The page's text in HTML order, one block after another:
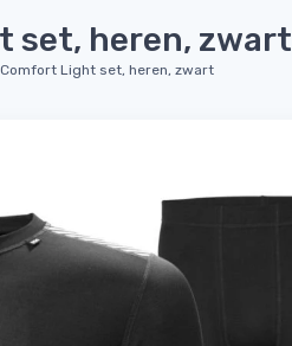
set, heren, zwart
Comfort Light set, heren, zwart